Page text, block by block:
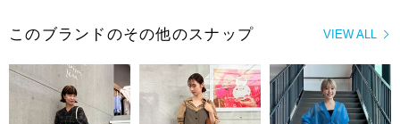
VIEW ALL
このブランドのその他のスナップ